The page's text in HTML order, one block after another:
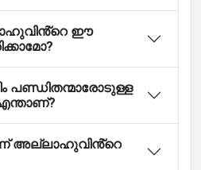
ഈ
പണ്ഡിതന്മാരോടുള്ള
അല്ലാഹുവിൻ്റെ